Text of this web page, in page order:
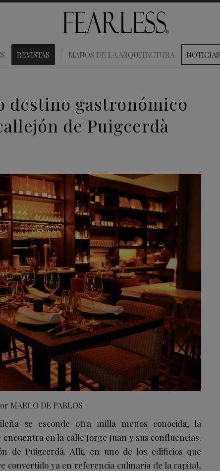
REVISTAS MANOS DE LA ARQUITECTURA NOTICIAS
destino gastronómico
de Puigcerdà
MARCO DE PABLOS
se esconde otra milla menos conocida, la
en la calle Jorge Juan y sus confluencias.
de Puigcerdà. Allí, en uno de los edificios que
convertido ya en referencia culinaria de la capital,